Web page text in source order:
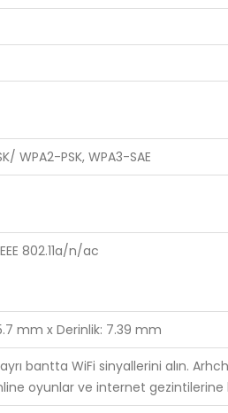
WPA2-PSK, WPA3-SAE
802.11a/n/ac
mm x Derinlik: 7.39 mm
bantta WiFi sinyallerini alın.
oyunlar ve internet